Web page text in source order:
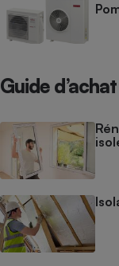
Guide d’achat